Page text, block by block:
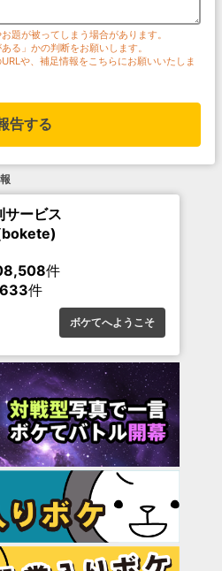
題が被ってしまう場合があります。
る」かの判断をお願いします。
や、補足情報をこちらにお願いいたしま
告する
サービス
件
件
ボケてへようこそ